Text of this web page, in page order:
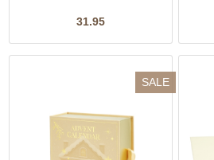
31.95
SALE